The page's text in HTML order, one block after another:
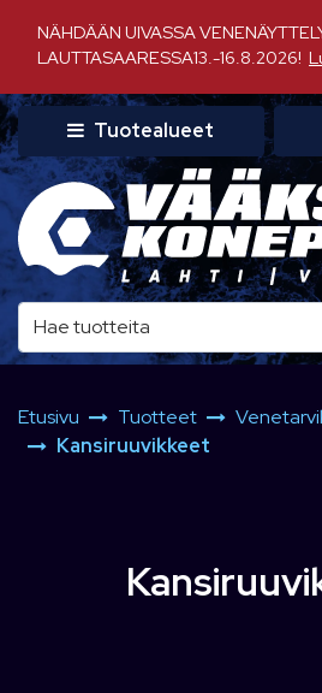
NÄHDÄÄN UIVASSA
LAUTTASAARESSA13.-16.8.2026!
Tuotealueet
Etusivu Tuotteet
Kansiruuvikkeet